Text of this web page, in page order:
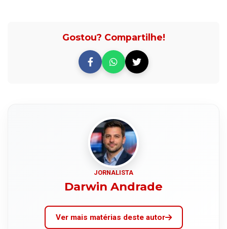
Gostou? Compartilhe!
JORNALISTA
Darwin Andrade
Ver mais matérias deste autor